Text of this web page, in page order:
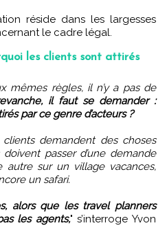
réside dans les largesses
le cadre légal.
les clients sont attirés
il faut se demander :
par ce genre d’acteurs ?
demandent des choses
passer d’une demande
autre sur un village vacances,
un safari.
alors que les travel planners
les agents," s’interroge Yvon